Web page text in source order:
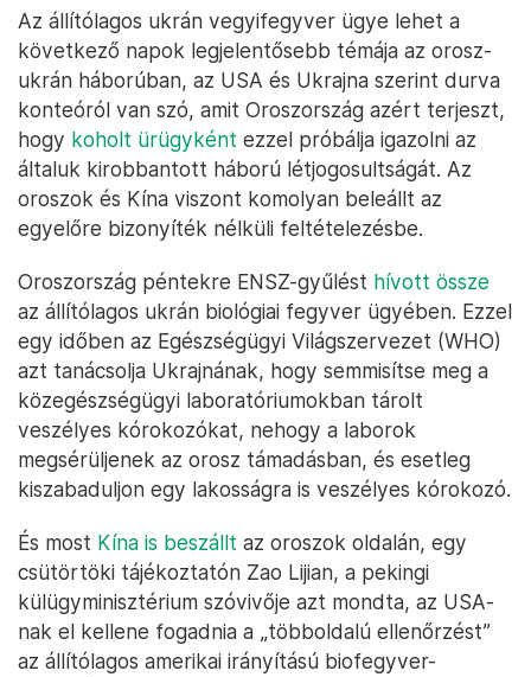
Az állítólagos ukrán vegyifegyver ügye lehet a
következő napok legjelentősebb témája az orosz-
ukrán háborúban, az USA és Ukrajna szerint durva
konteóról van szó, amit Oroszország azért terjeszt,
hogy koholt ürügyként ezzel próbálja igazolni az
általuk kirobbantott háború létjogosultságát. Az
oroszok és Kína viszont komolyan beleállt az
egyelőre bizonyíték nélküli feltételezésbe.
Oroszország péntekre ENSZ-gyűlést hívott össze
az állítólagos ukrán biológiai fegyver ügyében. Ezzel
egy időben az Egészségügyi Világszervezet (WHO)
azt tanácsolja Ukrajnának, hogy semmisítse meg a
közegészségügyi laboratóriumokban tárolt
veszélyes kórokozókat, nehogy a laborok
megsérüljenek az orosz támadásban, és esetleg
kiszabaduljon egy lakosságra is veszélyes kórokozó.
És most Kína is beszállt az oroszok oldalán, egy
csütörtöki tájékoztatón Zao Lijian, a pekingi
külügyminisztérium szóvivője azt mondta, az USA-
nak el kellene fogadnia a „többoldalú ellenőrzést”
az állítólagos amerikai irányítású biofegyver-